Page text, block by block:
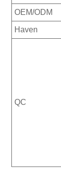
OEM/ODM
Haven
QC